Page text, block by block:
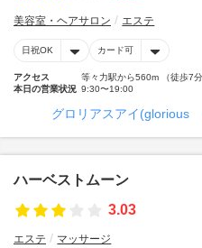
美容室・ヘアサロン エステ
日祝OK カード可
アクセス
等々力駅から560m （徒歩7分
本日の営業状況 9:30〜19:00
グロリアスアイ(glorious
ハーベストムーン
3.03
エステ マッサージ